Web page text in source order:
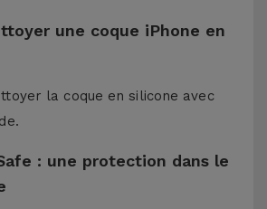
une coque iPhone en
la coque en silicone avec
: une protection dans le